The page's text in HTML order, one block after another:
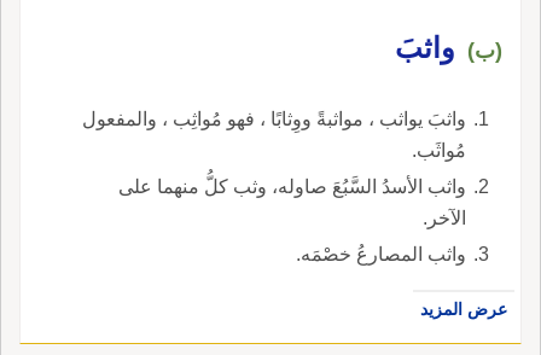
(ب) واثبَ
واثبَ يواثب ، مواثبةً ووِثابًا ، فهو مُواثِب ، والمفعول
مُواثَب.
واثب الأسدُ السَّبُعَ صاوله، وثب كلُّ منهما على
الآخر.
واثب المصارعُ خصْمَه.
عرض المزيد